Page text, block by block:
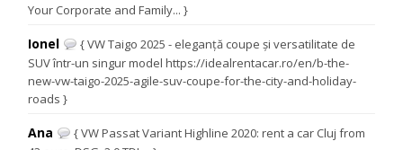
Your Corporate and Family... }
Ionel
{ VW Taigo 2025 - eleganță coupe și versatilitate de
SUV într-un singur model https://idealrentacar.ro/en/b-the-
new-vw-taigo-2025-agile-suv-coupe-for-the-city-and-holiday-
roads }
Ana
{ VW Passat Variant Highline 2020: rent a car Cluj from